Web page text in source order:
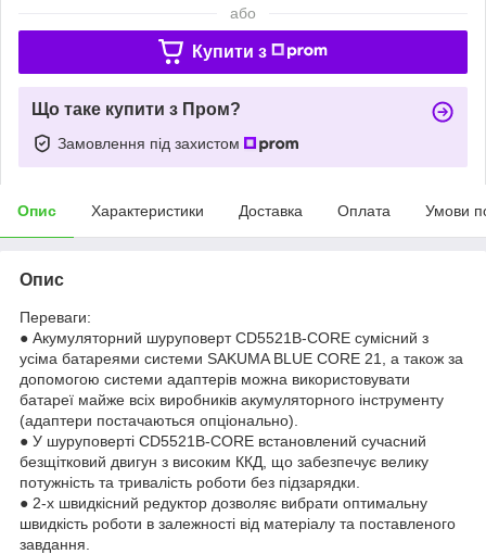
або
Купити з
Що таке купити з Пром?
Замовлення під захистом
Опис Характеристики Доставка Оплата Умови
Опис
Переваги:
● Акумуляторний шуруповерт CD5521B-CORE сумісний з
усіма батареями системи SAKUMA BLUE CORE 21, а також за
допомогою системи адаптерів можна використовувати
батареї майже всіх виробників акумуляторного інструменту
(адаптери постачаються опціонально).
● У шуруповерті CD5521B-CORE встановлений сучасний
безщітковий двигун з високим ККД, що забезпечує велику
потужність та тривалість роботи без підзарядки.
● 2-х швидкісний редуктор дозволяє вибрати оптимальну
швидкість роботи в залежності від матеріалу та поставленого
завдання.